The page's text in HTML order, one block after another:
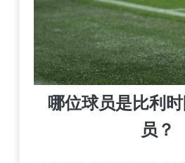
哪位球员是比利
员？